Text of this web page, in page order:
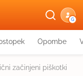
G
Opombe
začinjeni piškotki